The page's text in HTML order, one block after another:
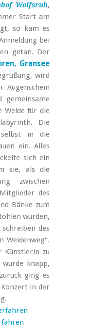
Wolfsruh,
Start am
so kam es
bei
getan. Der
Gransee
wird
gemeinsame
Weide für die
Die
in die
ein. Alles
sich ein
sie, als die
zwischen
des
Bänke zum
wurden,
des
Künstlerin zu
knapp,
ging es
in der